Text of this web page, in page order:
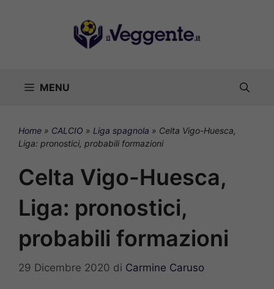
MENU
Home » CALCIO » Liga spagnola » Celta Vigo-Huesca,
Liga: pronostici, probabili formazioni
Celta Vigo-Huesca,
Liga: pronostici,
probabili formazioni
29 Dicembre 2020 di Carmine Caruso